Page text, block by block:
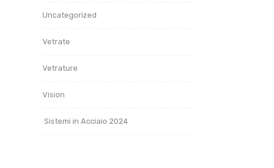
Uncategorized
Vetrate
Vetrature
Vision
Sistemi in Acciaio 2024